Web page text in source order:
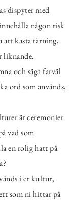
dispyter med
någon risk
att kasta tärning,
liknande.
och säga farväl
ord som används,
är ceremonier
vad som
en rolig hatt på
i er kultur,
som ni hittar på